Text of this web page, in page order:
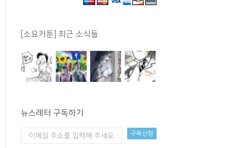
[소요카툰] 최근 소식들
뉴스레터 구독하기